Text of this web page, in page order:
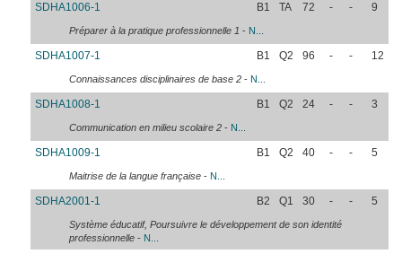
SDHA1006-1 B1 TA 72 - - 9
Préparer à la pratique professionnelle 1 - N...
SDHA1007-1 B1 Q2 96 - - 12
Connaissances disciplinaires de base 2 - N...
SDHA1008-1 B1 Q2 24 - - 3
Communication en milieu scolaire 2 - N...
SDHA1009-1 B1 Q2 40 - - 5
Maitrise de la langue française - N...
SDHA2001-1 B2 Q1 30 - - 5
Système éducatif, Poursuivre le développement de son identité
professionnelle - N...